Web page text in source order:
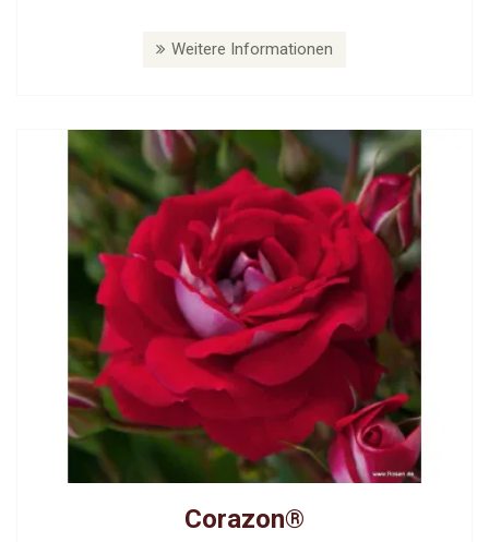
Weitere Informationen
Corazon®